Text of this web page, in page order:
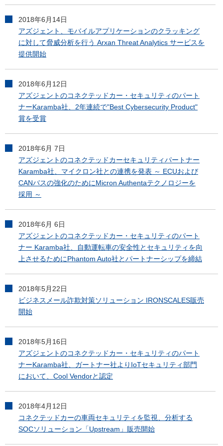
2018年6月14日
アズジェント、モバイルアプリケーションのクラッキング
に対して脅威分析を行う Arxan Threat Analytics サービスを
提供開始
2018年6月12日
アズジェントのコネクテッドカー・セキュリティのパート
ナーKaramba社、2年連続で"Best Cybersecurity Product"
賞を受賞
2018年6月 7日
アズジェントのコネクテッドカーセキュリティパートナー
Karamba社、マイクロン社との連携を発表 ～ ECUおよび
CANバスの強化のためにMicron Authentaテクノロジーを
採用 ～
2018年6月 6日
アズジェントのコネクテッドカー・セキュリティのパート
ナー Karamba社、自動運転車の安全性とセキュリティを向
上させるためにPhantom Auto社とパートナーシップを締結
2018年5月22日
ビジネスメール詐欺対策ソリューション IRONSCALES販売
開始
2018年5月16日
アズジェントのコネクテッドカー・セキュリティのパート
ナーKaramba社、ガートナー社よりIoTセキュリティ部門
において、Cool Vendorと認定
2018年4月12日
コネクテッドカーの車両セキュリティを監視、分析する
SOCソリューション「Upstream」販売開始